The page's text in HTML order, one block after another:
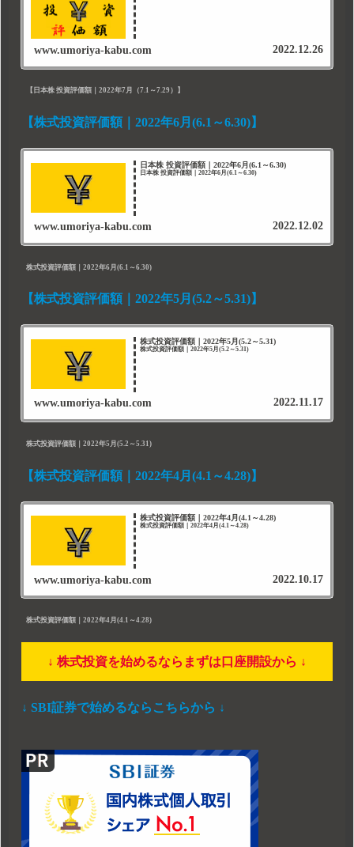
www.umoriya-kabu.com 2022.12.26
【日本株 投資評価額｜2022年7月（7.1～7.29）】
【株式投資評価額｜2022年6月(6.1～6.30)】
日本株 投資評価額｜2022年6月(6.1～6.30)
日本株 投資評価額｜2022年6月(6.1～6.30)
www.umoriya-kabu.com 2022.12.02
株式投資評価額｜2022年6月(6.1～6.30)
【株式投資評価額｜2022年5月(5.2～5.31)】
株式投資評価額｜2022年5月(5.2～5.31)
株式投資評価額｜2022年5月(5.2～5.31)
www.umoriya-kabu.com 2022.11.17
株式投資評価額｜2022年5月(5.2～5.31)
【株式投資評価額｜2022年4月(4.1～4.28)】
株式投資評価額｜2022年4月(4.1～4.28)
株式投資評価額｜2022年4月(4.1～4.28)
www.umoriya-kabu.com 2022.10.17
株式投資評価額｜2022年4月(4.1～4.28)
↓ 株式投資を始めるならまずは口座開設から ↓
↓ SBI証券で始めるならこちらから ↓